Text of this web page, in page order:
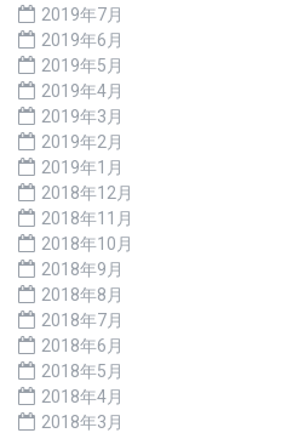
2019年7月
2019年6月
2019年5月
2019年4月
2019年3月
2019年2月
2019年1月
2018年12月
2018年11月
2018年10月
2018年9月
2018年8月
2018年7月
2018年6月
2018年5月
2018年4月
2018年3月